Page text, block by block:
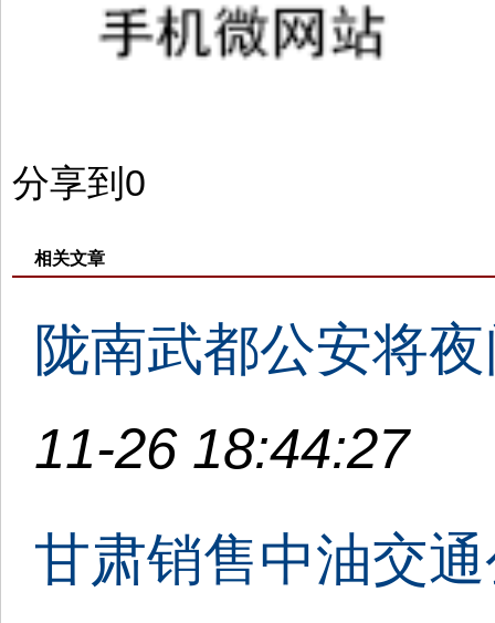
分享到0
相关文章
陇南武都公安将
11-26 18:44:27
甘肃销售中油交